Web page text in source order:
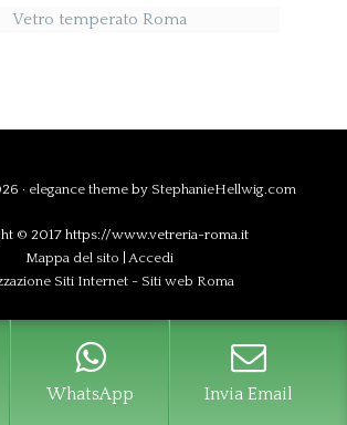
Vetro temperato Roma
· elegance theme by StephanieHellwig.com
© 2017 https://www.vetreria-roma.it
Mappa del sito
Accedi
Siti Internet- Siti web Roma
WhatsApp Invia Email